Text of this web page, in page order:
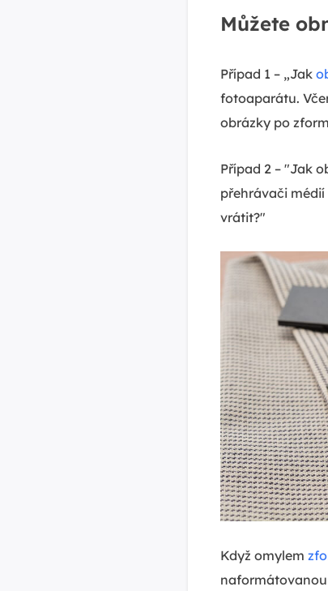
Můžete
Případ 1 – „Jak
fotoaparátu.
obrázky po
Případ 2 – "Jak
přehrávači
vrátit?"
Když omylem
naformátovanou